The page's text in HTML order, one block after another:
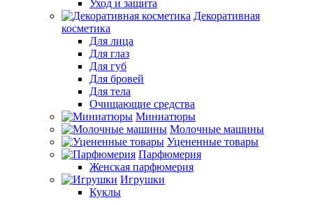
Уход и защита
Декоративная
косметика
Для лица
Для глаз
Для губ
Для бровей
Для тела
Очищающие средства
Миниатюры
Молочные машины
Уцененные товары
Парфюмерия
Женская парфюмерия
Игрушки
Куклы